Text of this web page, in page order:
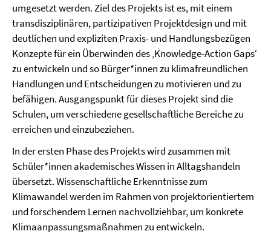
umgesetzt werden. Ziel des Projekts ist es, mit einem
transdisziplinären, partizipativen Projektdesign und mit
deutlichen und expliziten Praxis- und Handlungsbezügen
Konzepte für ein Überwinden des ‚Knowledge-Action Gaps‘
zu entwickeln und so Bürger*innen zu klimafreundlichen
Handlungen und Entscheidungen zu motivieren und zu
befähigen. Ausgangspunkt für dieses Projekt sind die
Schulen, um verschiedene gesellschaftliche Bereiche zu
erreichen und einzubeziehen.
In der ersten Phase des Projekts wird zusammen mit
Schüler*innen akademisches Wissen in Alltagshandeln
übersetzt. Wissenschaftliche Erkenntnisse zum
Klimawandel werden im Rahmen von projektorientiertem
und forschendem Lernen nachvollziehbar, um konkrete
Klimaanpassungsmaßnahmen zu entwickeln.